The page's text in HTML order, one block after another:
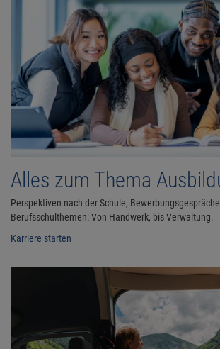
Alles zum Thema
Perspektiven nach der Schule,
Berufsschulthemen: Von Handwerk, bis Verwaltung.
Karriere starten